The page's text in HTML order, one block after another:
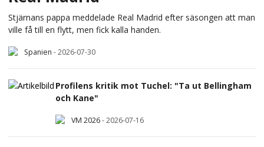
Stjärnans pappa meddelade Real Madrid efter säsongen att man
ville få till en flytt, men fick kalla handen.
Spanien -2026-07-30
Profilens kritik mot Tuchel: "Ta ut Bellingham
och Kane"
VM 2026-2026-07-16